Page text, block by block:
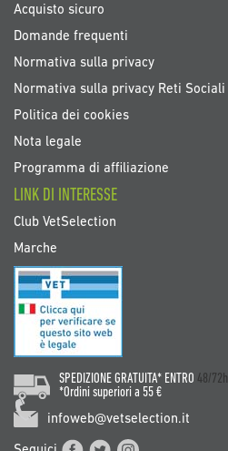
Acquisto sicuro
Domande frequenti
Normativa sulla privacy
Normativa sulla privacy Reti Sociali
Politica dei cookies
Nota legale
Programma di affiliazione
LINK DI INTERESSE
Club VetSelection
Marche
SPEDIZIONE GRATUITA* ENTRO 48/72h
*Ordini superiori a 55 €
infoweb@vetselection.it